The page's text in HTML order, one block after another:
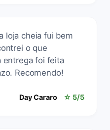
loja cheia fui bem
o que
entrega foi feita
Recomendo!
Day Cararo ☆ 5/5